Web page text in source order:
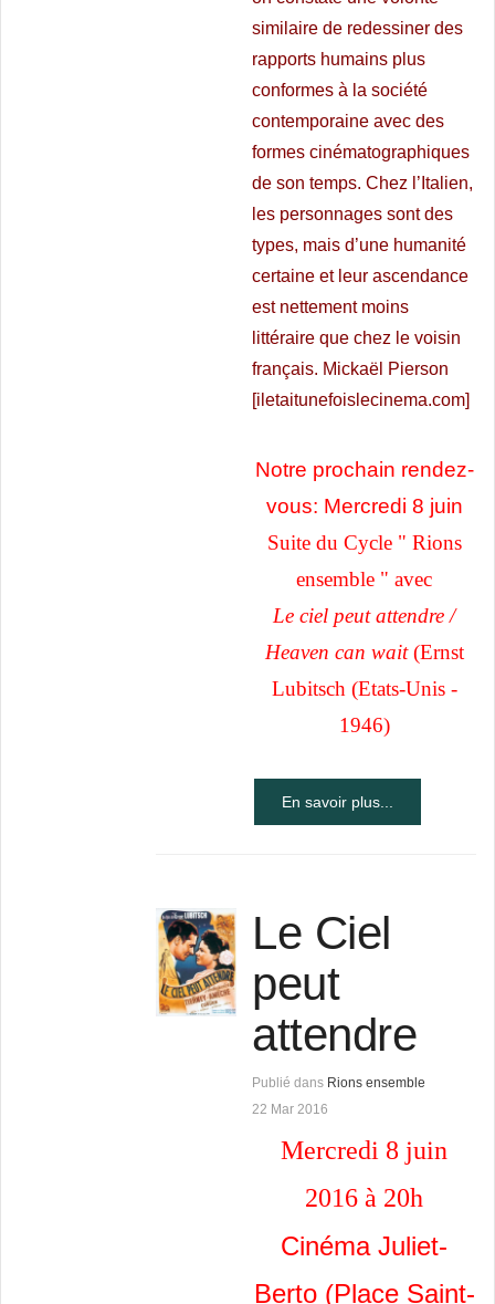
similaire de redessiner des
rapports humains plus
conformes à la société
contemporaine avec des
formes cinématographiques
de son temps. Chez l’Italien,
les personnages sont des
types, mais d’une humanité
certaine et leur ascendance
est nettement moins
littéraire que chez le voisin
français. Mickaël Pierson
[iletaitunefoislecinema.com]
Notre prochain rendez-
vous: Mercredi 8 juin
Suite du Cycle " Rions
ensemble " avec
Le ciel peut attendre /
Heaven can wait(Ernst
Lubitsch (Etats-Unis -
1946)
En savoir plus...
Le Ciel
peut
attendre
Publié dans Rions ensemble
22 Mar 2016
Mercredi 8 juin
2016 à 20h
Cinéma Juliet-
Berto (Place Saint-